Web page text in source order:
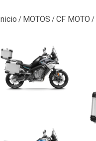
Inicio / MOTOS /CF MOTO /